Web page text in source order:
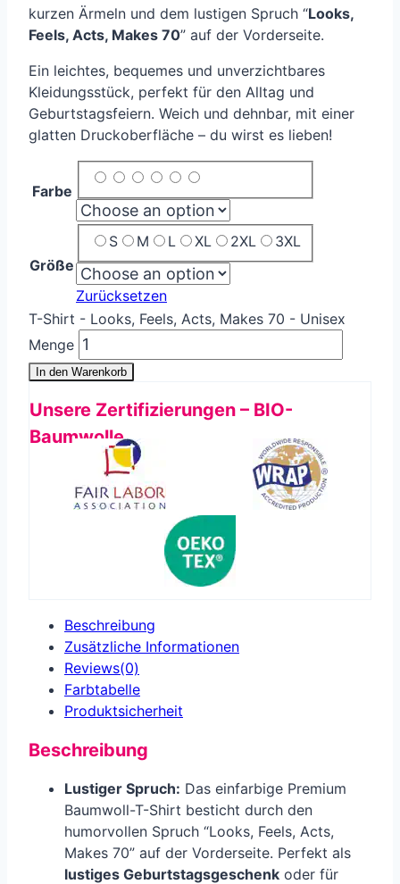
kurzen Ärmeln und dem lustigen Spruch “Looks,
Feels, Acts, Makes 70” auf der Vorderseite.
Ein leichtes, bequemes und unverzichtbares
Kleidungsstück, perfekt für den Alltag und
Geburtstagsfeiern. Weich und dehnbar, mit einer
glatten Druckoberfläche – du wirst es lieben!
Farbe
Größe
S M L XL 2XL 3XL
Zurücksetzen
T-Shirt - Looks, Feels, Acts, Makes 70 - Unisex
Menge
In den Warenkorb
Unsere Zertifizierungen – BIO-
Baumwolle
Beschreibung
Zusätzliche Informationen
Reviews(0)
Farbtabelle
Produkt­sicherheit
Beschreibung
Lustiger Spruch: Das einfarbige Premium
Baumwoll-T-Shirt besticht durch den
humorvollen Spruch “Looks, Feels, Acts,
Makes 70” auf der Vorderseite. Perfekt als
lustiges Geburtstagsgeschenk oder für